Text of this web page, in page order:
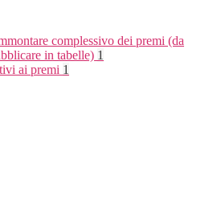
complessivo dei premi (da
in tabelle) 1
ai premi 1